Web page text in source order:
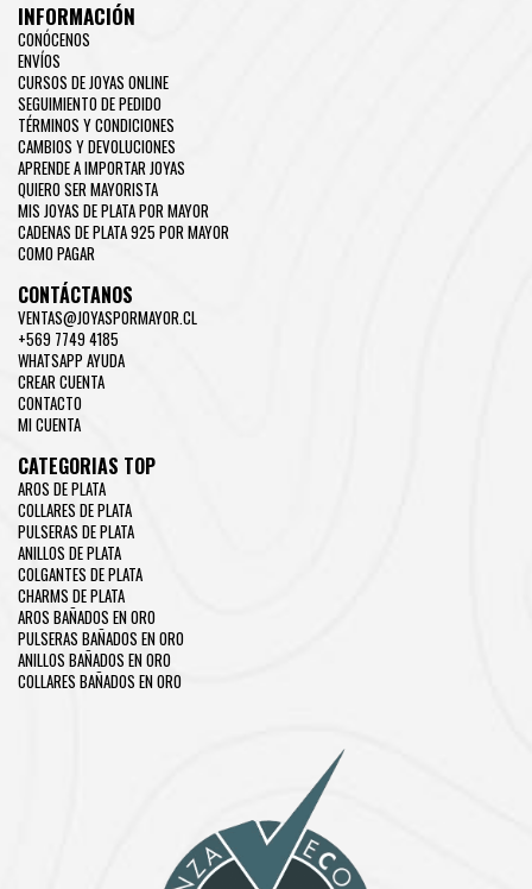
INFORMACIÓN
CONÓCENOS
ENVÍOS
CURSOS DE JOYAS ONLINE
SEGUIMIENTO DE PEDIDO
TÉRMINOS Y CONDICIONES
CAMBIOS Y DEVOLUCIONES
APRENDE A IMPORTAR JOYAS
QUIERO SER MAYORISTA
MIS JOYAS DE PLATA POR MAYOR
CADENAS DE PLATA 925 POR MAYOR
COMO PAGAR
CONTÁCTANOS
VENTAS@JOYASPORMAYOR.CL
+569 7749 4185
WHATSAPP AYUDA
CREAR CUENTA
CONTACTO
MI CUENTA
CATEGORIAS TOP
AROS DE PLATA
COLLARES DE PLATA
PULSERAS DE PLATA
ANILLOS DE PLATA
COLGANTES DE PLATA
CHARMS DE PLATA
AROS BAÑADOS EN ORO
PULSERAS BAÑADOS EN ORO
ANILLOS BAÑADOS EN ORO
COLLARES BAÑADOS EN ORO